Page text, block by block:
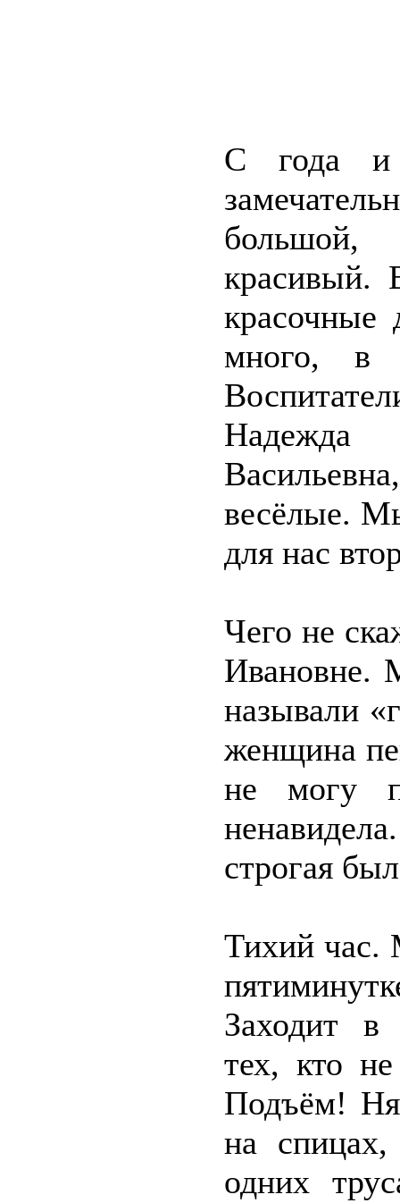
С года
красивый.
красочные
много, в
весёлые.
для нас
Чего не
Ивановне.
называли
женщина
не могу
строгая
Тихий час.
Заходит в
тех, кто
Подъём!
на
одних